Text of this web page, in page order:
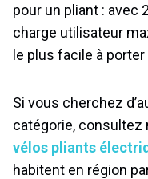
pour un pliant : avec
charge utilisateur
le plus facile à
Si vous cherchez
catégorie, consultez
vélos pliants
habitent en région